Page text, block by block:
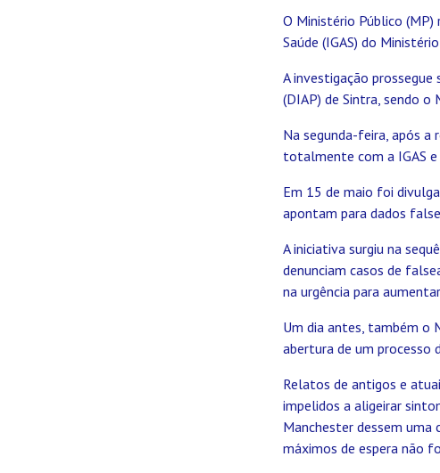
O Ministério Público
Saúde (IGAS) do
A investigação
(DIAP) de Sintra, sendo o
Na segunda-feira, após a
totalmente com a IGAS e
Em 15 de maio foi
apontam para dados
A iniciativa surgiu na
denunciam casos de
na urgência para
Um dia antes, também o
abertura de um processo
Relatos de antigos e
impelidos a aligeirar
Manchester dessem uma
máximos de espera não